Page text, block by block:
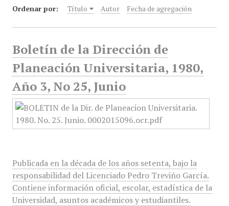
Ordenar por: Título Autor Fecha de agregación
Boletín de la Dirección de
Planeación Universitaria, 1980,
Año 3, No 25, Junio
Publicada en la década de los años setenta, bajo la
responsabilidad del Licenciado Pedro Treviño García.
Contiene información oficial, escolar, estadística de la
Universidad, asuntos académicos y estudiantiles.